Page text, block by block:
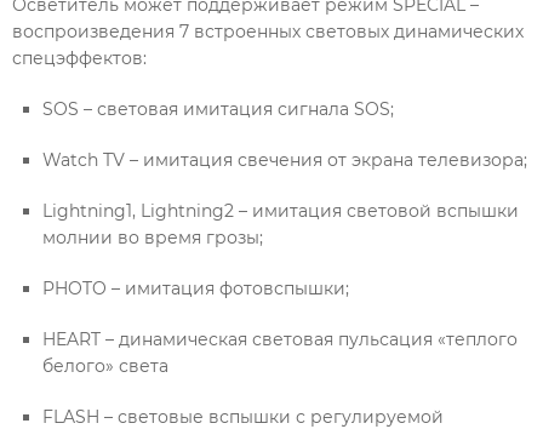
Осветитель может поддерживает режим SPECIAL –
воспроизведения 7 встроенных световых динамических
спецэффектов:
SOS – световая имитация сигнала SOS;
Watch TV – имитация свечения от экрана телевизора;
Lightning1, Lightning2 – имитация световой вспышки
молнии во время грозы;
PHOTO – имитация фотовспышки;
HEART – динамическая световая пульсация «теплого
белого» света
FLASH – световые вспышки с регулируемой